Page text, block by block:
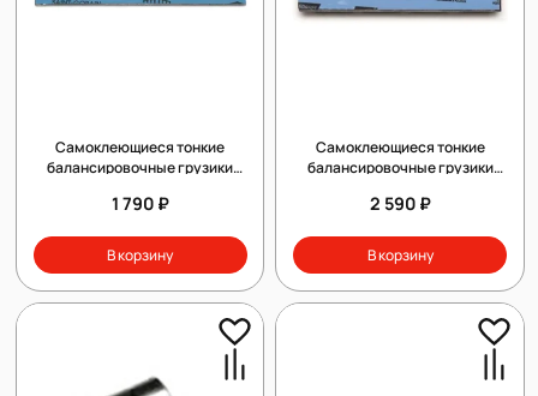
Самоклеющиеся тонкие
балансировочные грузики
1 790 ₽
В корзину
Самоклеющиеся тонкие
балансировочные грузики
2 590 ₽
В корзину